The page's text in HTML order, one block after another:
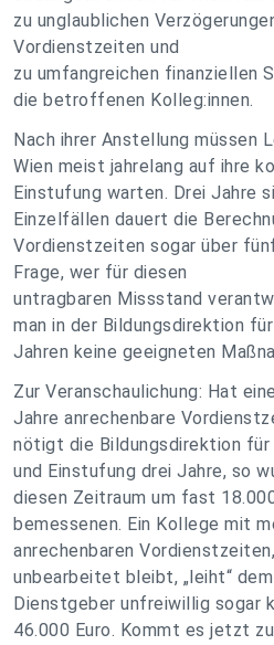
zu unglaublichen
Vordienstzeiten und
zu umfangreichen finanziellen
die betroffenen Kolleg:innen.
Nach ihrer Anstellung müssen
Wien meist jahrelang auf ihre
Einstufung warten. Drei Jahre
Einzelfällen dauert die
Vordienstzeiten sogar über
Frage, wer für diesen
untragbaren Missstand
man in der Bildungsdirektion
Jahren keine geeigneten
Zur Veranschaulichung: Hat
Jahre anrechenbare
nötigt die Bildungsdirektion für
und Einstufung drei Jahre, so
diesen Zeitraum um fast
bemessenen. Ein Kollege mit
anrechenbaren
unbearbeitet bleibt, „leiht“ dem
Dienstgeber unfreiwillig sogar
46.000 Euro. Kommt es jetzt